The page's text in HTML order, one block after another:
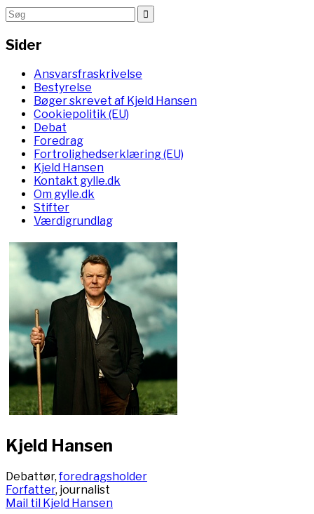
Sider
Ansvarsfraskrivelse
Bestyrelse
Bøger skrevet af Kjeld Hansen
Cookiepolitik (EU)
Debat
Foredrag
Fortrolighedserklæring (EU)
Kjeld Hansen
Kontakt gylle.dk
Om gylle.dk
Stifter
Værdigrundlag
Kjeld Hansen
Debattør,foredragsholder
Forfatter, journalist
Mail til Kjeld Hansen